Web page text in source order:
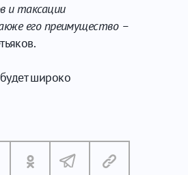
и таксации
его преимущество –
широко